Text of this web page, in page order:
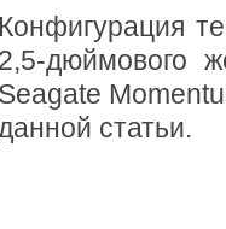
Конфигурация
2,5-дюймового
Seagate
статьи.